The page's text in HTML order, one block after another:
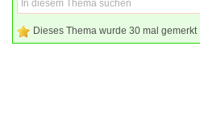
Dieses Thema wurde 30 mal gemerkt